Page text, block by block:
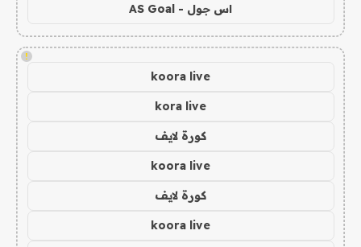
اس جول - AS Goal
!
koora live
kora live
كورة لايف
koora live
كورة لايف
koora live